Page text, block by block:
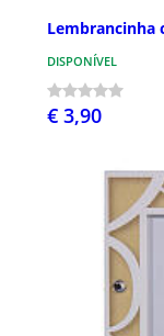
Lembrancinha
DISPONÍVEL
€ 3,90